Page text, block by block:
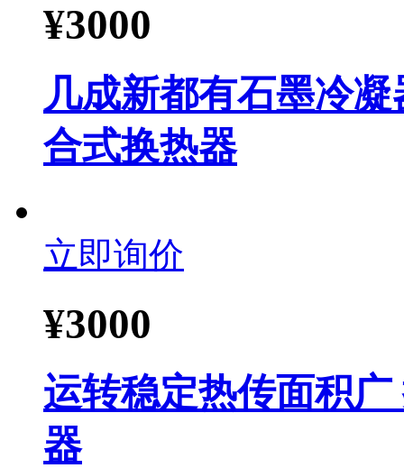
¥3000
几成新都有石墨冷
合式换热器
立即询价
¥3000
运转稳定热传面积
器